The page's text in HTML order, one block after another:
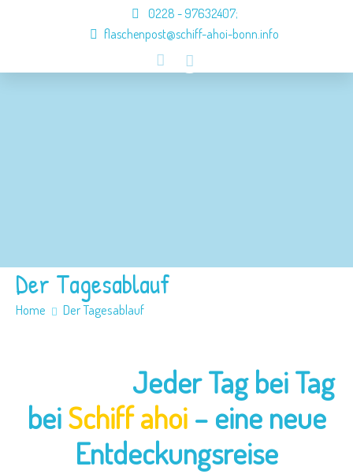
0228 - 97632407;
flaschenpost@schiff-ahoi-bonn.info
Der Tagesablauf
Home Der Tagesablauf
Jeder Tag bei Tag
beiSchiff ahoi – eine neue
Entdeckungsreise